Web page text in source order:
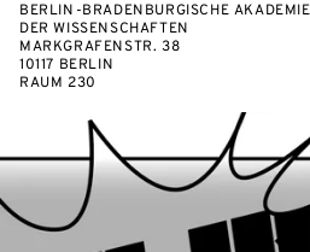
BERLIN-BRADENBURGISCHE AKADEMIE
DER WISSENSCHAFTEN
MARKGRAFENSTR. 38
10117 BERLIN
RAUM 230